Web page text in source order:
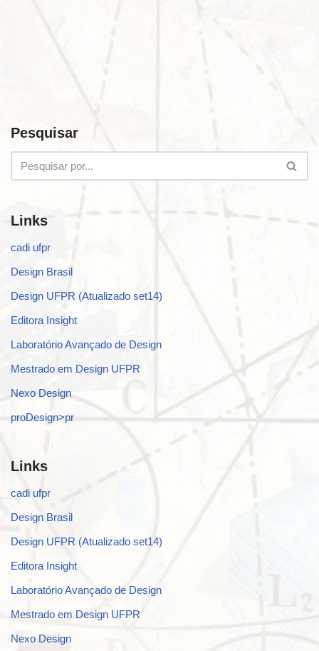
Pesquisar
Links
cadi ufpr
Design Brasil
Design UFPR (Atualizado set14)
Editora Insight
Laboratório Avançado de Design
Mestrado em Design UFPR
Nexo Design
proDesign>pr
Links
cadi ufpr
Design Brasil
Design UFPR (Atualizado set14)
Editora Insight
Laboratório Avançado de Design
Mestrado em Design UFPR
Nexo Design